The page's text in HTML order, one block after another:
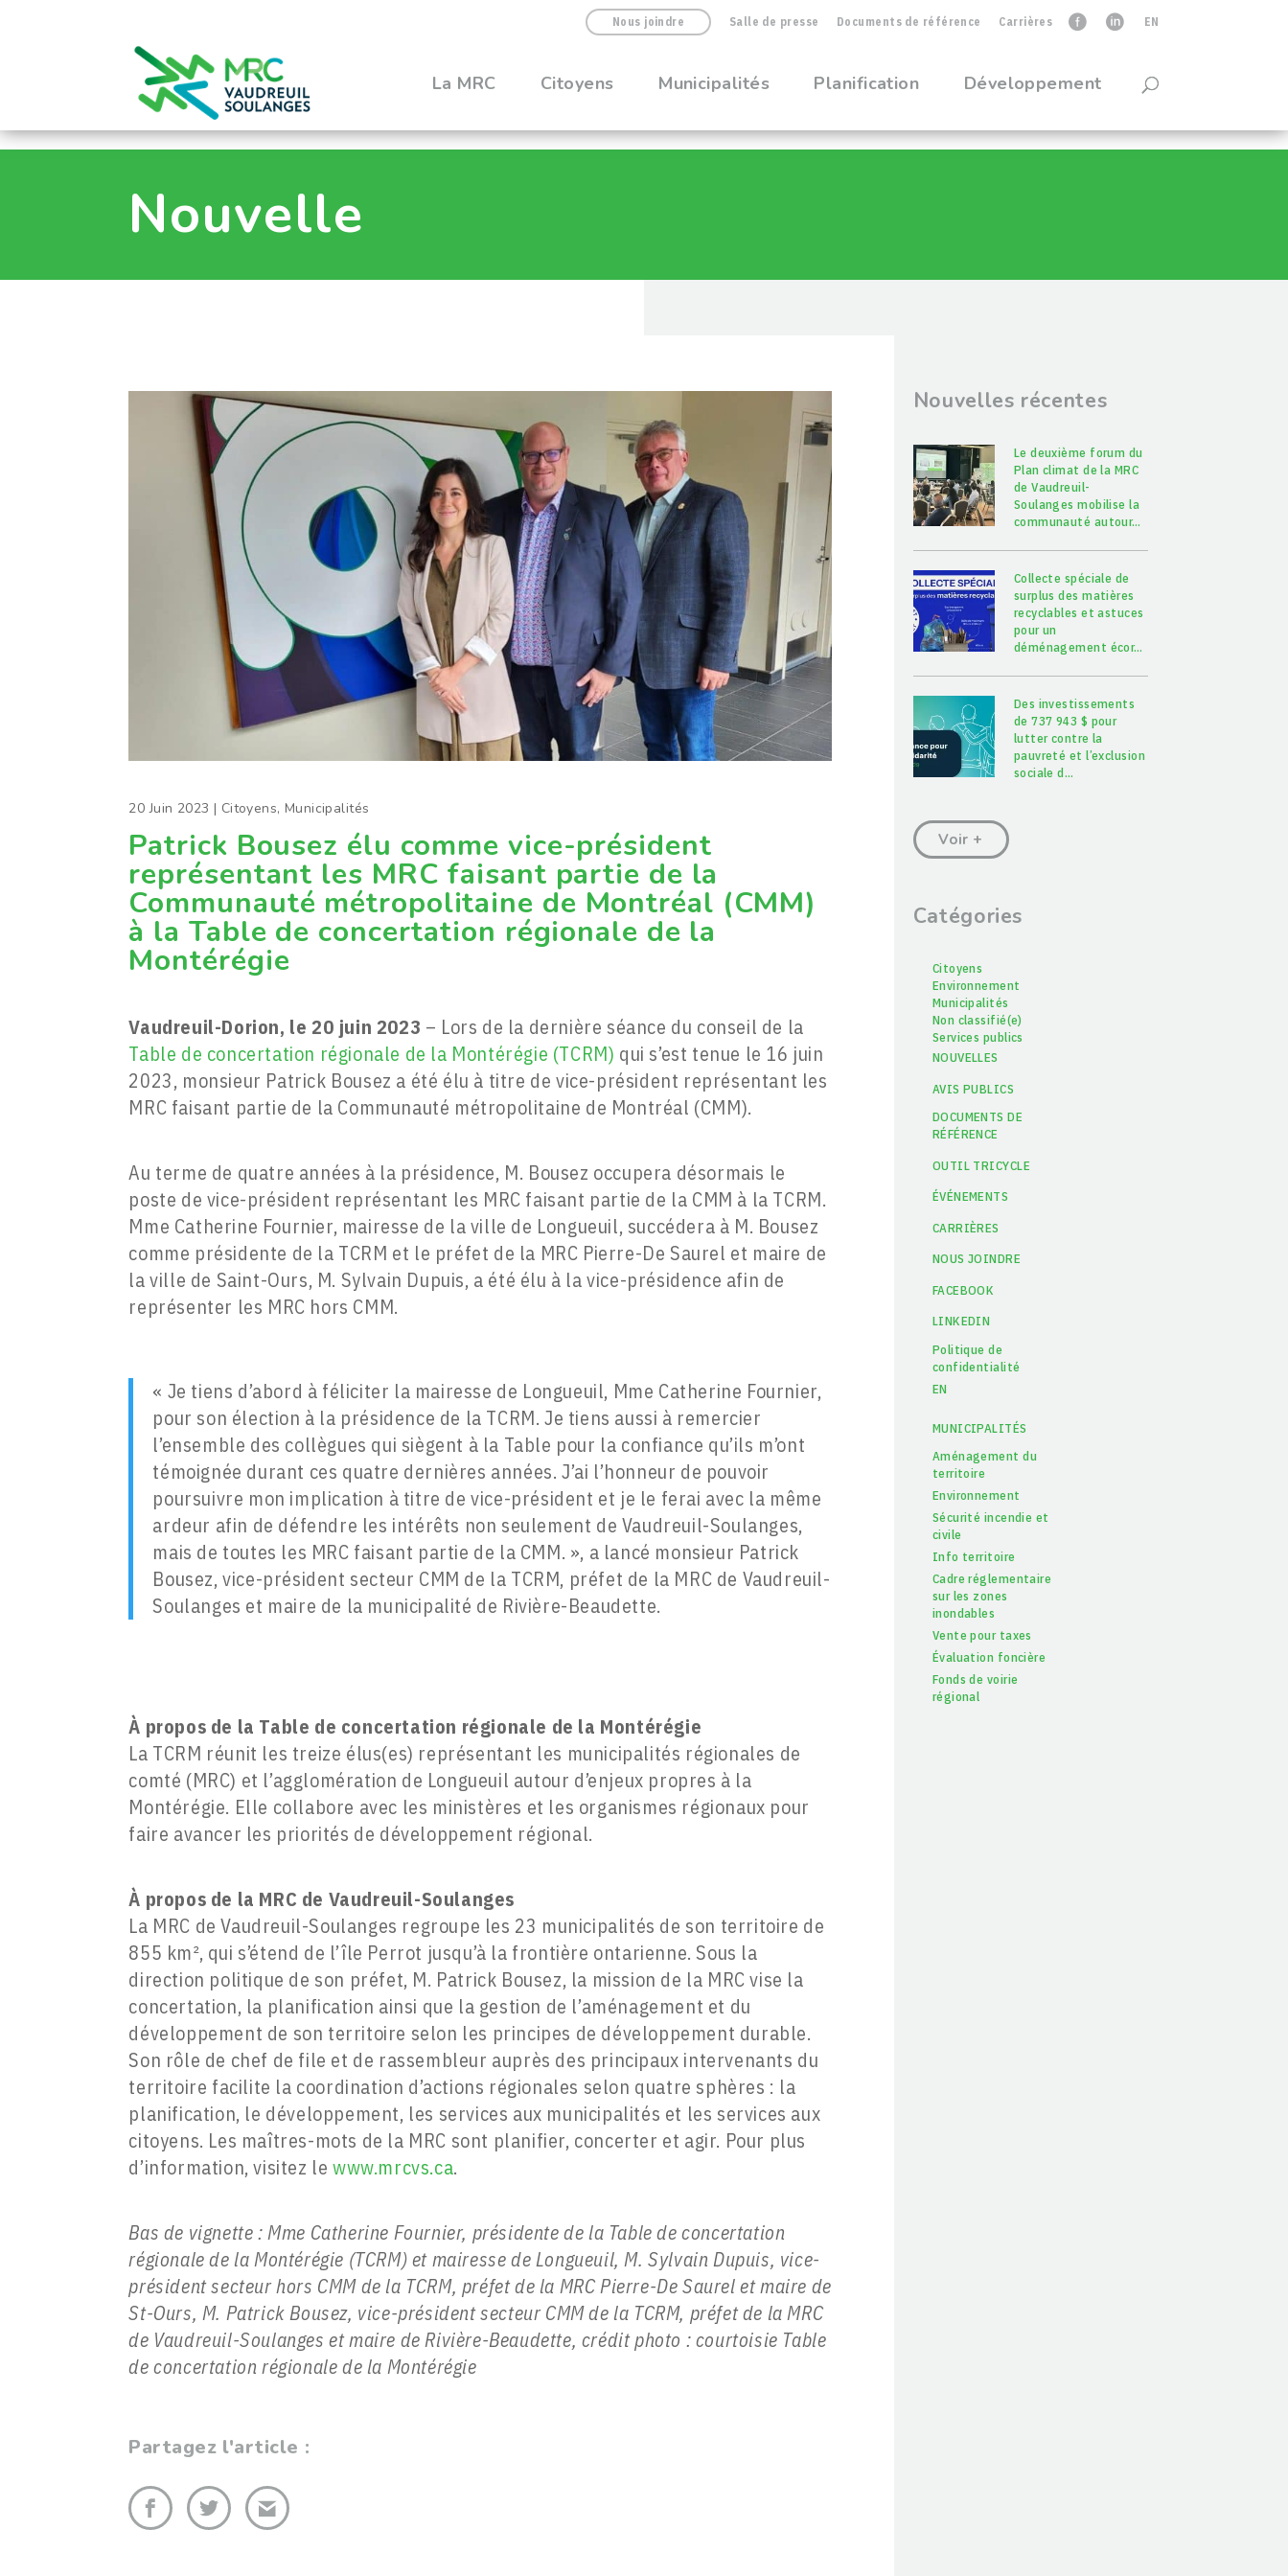
Nous joindre Salle de presse Documents de référence CarrièresfaceblinkedIn EN
La MRC Citoyens Municipalités Planification Développement
Nouvelle
Patrick Bousez élu comme vice-président
représentant les MRC faisant partie de la
Communauté métropolitaine de Montréal (CMM)
à la Table de concertation régionale de la
Montérégie
20 Juin 2023 | Citoyens, Municipalités
Vaudreuil-Dorion, le 20 juin 2023 – Lors de la dernière séance du conseil de la
Table de concertation régionale de la Montérégie (TCRM) qui s’est tenue le 16 juin
2023, monsieur Patrick Bousez a été élu à titre de vice-président représentant les
MRC faisant partie de la Communauté métropolitaine de Montréal (CMM).
Au terme de quatre années à la présidence, M. Bousez occupera désormais le
poste de vice-président représentant les MRC faisant partie de la CMM à la TCRM.
Mme Catherine Fournier, mairesse de la ville de Longueuil, succédera à M. Bousez
comme présidente de la TCRM et le préfet de la MRC Pierre-De Saurel et maire de
la ville de Saint-Ours, M. Sylvain Dupuis, a été élu à la vice-présidence afin de
représenter les MRC hors CMM.
« Je tiens d’abord à féliciter la mairesse de Longueuil, Mme Catherine Fournier,
pour son élection à la présidence de la TCRM. Je tiens aussi à remercier
l’ensemble des collègues qui siègent à la Table pour la confiance qu’ils m’ont
témoignée durant ces quatre dernières années. J’ai l’honneur de pouvoir
poursuivre mon implication à titre de vice-président et je le ferai avec la même
ardeur afin de défendre les intérêts non seulement de Vaudreuil-Soulanges,
mais de toutes les MRC faisant partie de la CMM. », a lancé monsieur Patrick
Bousez, vice-président secteur CMM de la TCRM, préfet de la MRC de Vaudreuil-
Soulanges et maire de la municipalité de Rivière-Beaudette.
À propos de la Table de concertation régionale de la Montérégie
La TCRM réunit les treize élus(es) représentant les municipalités régionales de
comté (MRC) et l’agglomération de Longueuil autour d’enjeux propres à la
Montérégie. Elle collabore avec les ministères et les organismes régionaux pour
faire avancer les priorités de développement régional.
À propos de la MRC de Vaudreuil-Soulanges
La MRC de Vaudreuil-Soulanges regroupe les 23 municipalités de son territoire de
855 km², qui s’étend de l’île Perrot jusqu’à la frontière ontarienne. Sous la
direction politique de son préfet, M. Patrick Bousez, la mission de la MRC vise la
concertation, la planification ainsi que la gestion de l’aménagement et du
développement de son territoire selon les principes de développement durable.
Son rôle de chef de file et de rassembleur auprès des principaux intervenants du
territoire facilite la coordination d’actions régionales selon quatre sphères : la
planification, le développement, les services aux municipalités et les services aux
citoyens. Les maîtres-mots de la MRC sont planifier, concerter et agir. Pour plus
d’information, visitez lewww.mrcvs.ca.
Bas de vignette : Mme Catherine Fournier, présidente de la Table de concertation
régionale de la Montérégie (TCRM) et mairesse de Longueuil, M. Sylvain Dupuis, vice-
président secteur hors CMM de la TCRM, préfet de la MRC Pierre-De Saurel et maire de
St-Ours, M. Patrick Bousez, vice-président secteur CMM de la TCRM, préfet de la MRC
de Vaudreuil-Soulanges et maire de Rivière-Beaudette, crédit photo : courtoisie Table
de concertation régionale de la Montérégie
Partagez l'article :
Nouvelles récentes
Le deuxième forum du
Plan climat de la MRC
de Vaudreuil-
Soulanges mobilise la
communauté autour…
Collecte spéciale de
surplus des matières
recyclables et astuces
pour un
déménagement écor…
Des investissements
de 737 943 $ pour
lutter contre la
pauvreté et l’exclusion
sociale d…
Voir +
Catégories
Citoyens
Environnement
Municipalités
Non classifié(e)
Services publics
NOUVELLES
AVIS PUBLICS
DOCUMENTS DE
RÉFÉRENCE
OUTIL TRICYCLE
ÉVÉNEMENTS
CARRIÈRES
NOUS JOINDRE
FACEBOOK
LINKEDIN
Politique de
confidentialité
EN
MUNICIPALITÉS
Aménagement du
territoire
Environnement
Sécurité incendie et
civile
Info territoire
Cadre réglementaire
sur les zones
inondables
Vente pour taxes
Évaluation foncière
Fonds de voirie
régional